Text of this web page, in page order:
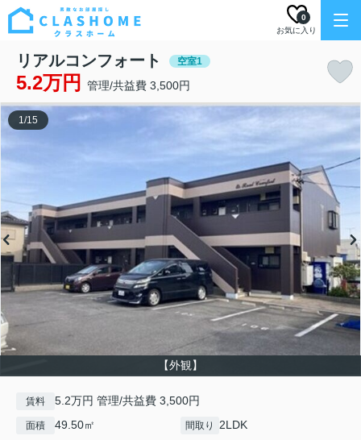
お気に入り
0
リアルコンフォート 空室1
5.2万円 管理/共益費 3,500円
【外観】
1/15
賃料 5.2万円 管理/共益費 3,500円
面積 49.50㎡ 間取り 2LDK